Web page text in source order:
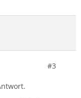
#3